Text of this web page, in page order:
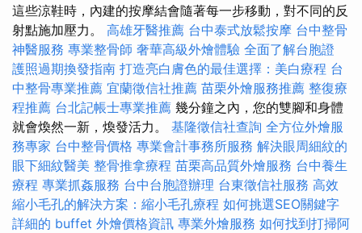
這些涼鞋時，內建的按摩結會隨著每一步移動，對不同的反
射點施加壓力。 高雄牙醫推薦 台中泰式放鬆按摩 台中整骨
神醫服務 專業整骨師 奢華高級外燴體驗 全面了解台胞證
護照過期換發指南 打造亮白膚色的最佳選擇：美白療程 台
中整骨專業推薦 宜蘭徵信社推薦 苗栗外燴服務推薦 整復療
程推薦 台北記帳士專業推薦 幾分鐘之內，您的雙腳和身體
就會煥然一新，煥發活力。 基隆徵信社查詢 全方位外燴服
務專家 台中整骨價格 專業會計事務所服務 解決眼周細紋的
眼下細紋醫美 整骨推拿療程 苗栗高品質外燴服務 台中養生
療程 專業抓姦服務 台中台胞證辦理 台東徵信社服務 高效
縮小毛孔的解決方案：縮小毛孔療程 如何挑選SEO關鍵字
詳細的 buffet 外燴價格資訊 專業外燴服務 如何找到打掃阿